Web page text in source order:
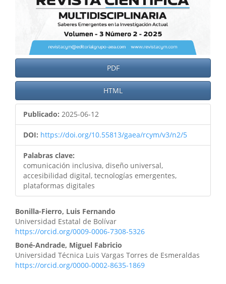
PDF
HTML
Publicado: 2025-06-12
DOI: https://doi.org/10.55813/gaea/rcym/v3/n2/5
Palabras clave:
comunicación inclusiva, diseño universal,
accesibilidad digital, tecnologías emergentes,
plataformas digitales
Bonilla-Fierro, Luis Fernando
Universidad Estatal de Bolívar
https://orcid.org/0009-0006-7308-5326
Boné-Andrade, Miguel Fabricio
Universidad Técnica Luis Vargas Torres de Esmeraldas
https://orcid.org/0000-0002-8635-1869